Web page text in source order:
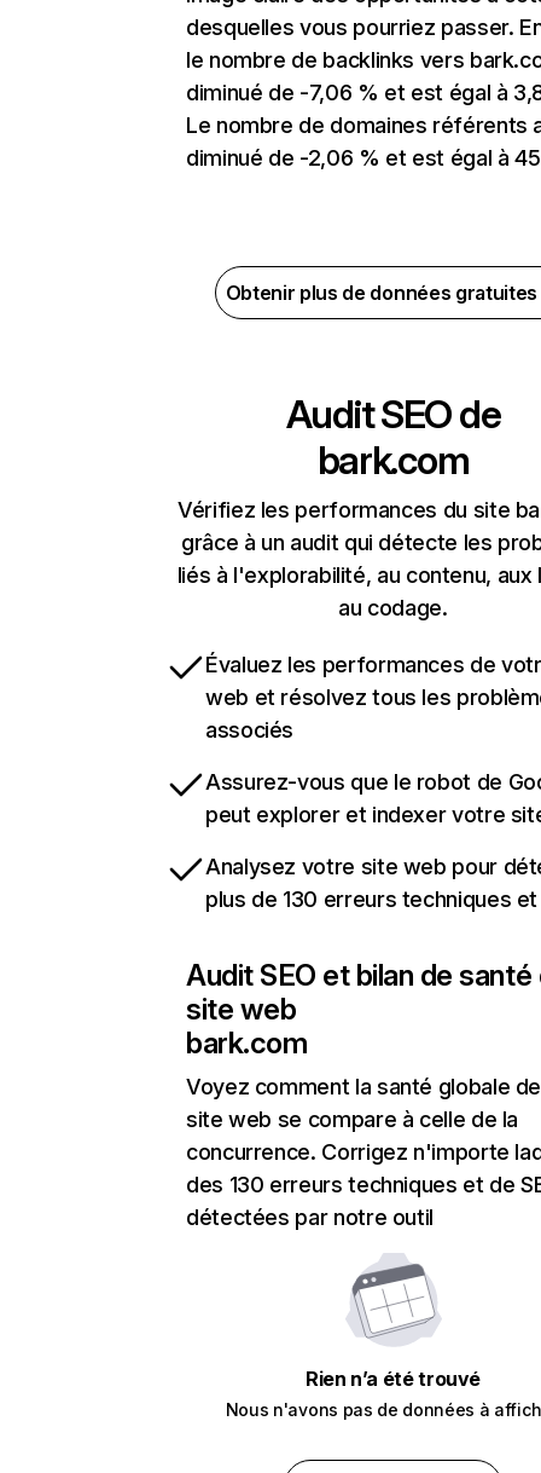
desquelles vous pourriez passer.
le nombre de backlinks vers
diminué de -7,06 % et est égal à
Le nombre de domaines référents
diminué de -2,06 % et est égal à
Obtenir plus de données
Audit SEO de
bark.com
Vérifiez les performances du site
grâce à un audit qui détecte les
liés à l'explorabilité, au contenu, aux
au codage.
Évaluez les performances de
web et résolvez tous les
associés
Assurez-vous que le robot de
peut explorer et indexer votre
Analysez votre site web pour
plus de 130 erreurs techniques et
Audit SEO et bilan de santé
site web
bark.com
Voyez comment la santé globale
site web se compare à celle de la
concurrence. Corrigez n'importe
des 130 erreurs techniques et de
détectées par notre outil
Rien n’a été trouvé
Nous n'avons pas de données à